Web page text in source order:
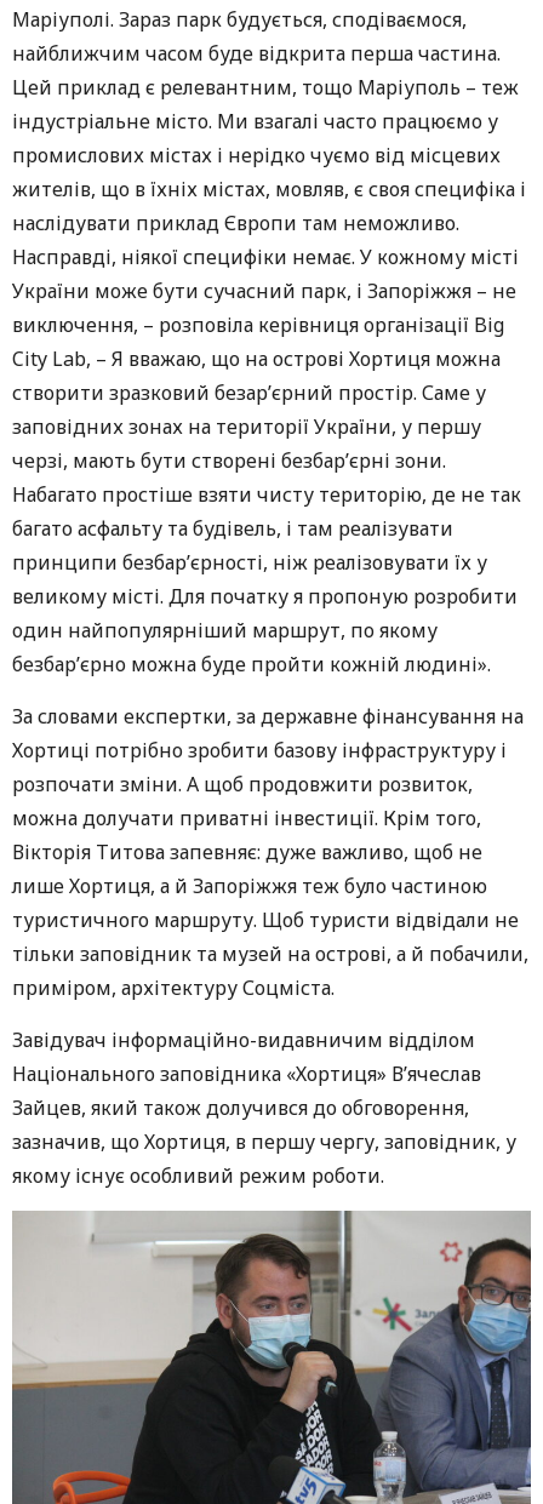
Маріуполі. Зараз парк будується, сподіваємося,
найближчим часом буде відкрита перша частина.
Цей приклад є релевантним, тощо Маріуполь – теж
індустріальне місто. Ми взагалі часто працюємо у
промислових містах і нерідко чуємо від місцевих
жителів, що в їхніх містах, мовляв, є своя специфіка і
наслідувати приклад Європи там неможливо.
Насправді, ніякої специфіки немає. У кожному місті
України може бути сучасний парк, і Запоріжжя – не
виключення, – розповіла керівниця організації Big
City Lab, – Я вважаю, що на острові Хортиця можна
створити зразковий безар’єрний простір. Саме у
заповідних зонах на території України, у першу
черзі, мають бути створені безбар’єрні зони.
Набагато простіше взяти чисту територію, де не так
багато асфальту та будівель, і там реалізувати
принципи безбар’єрності, ніж реалізовувати їх у
великому місті. Для початку я пропоную розробити
один найпопулярніший маршрут, по якому
безбар’єрно можна буде пройти кожній людині».
За словами експертки, за державне фінансування на
Хортиці потрібно зробити базову інфраструктуру і
розпочати зміни. А щоб продовжити розвиток,
можна долучати приватні інвестиції. Крім того,
Вікторія Титова запевняє: дуже важливо, щоб не
лише Хортиця, а й Запоріжжя теж було частиною
туристичного маршруту. Щоб туристи відвідали не
тільки заповідник та музей на острові, а й побачили,
приміром, архітектуру Соцміста.
Завідувач інформаційно-видавничим відділом
Національного заповідника «Хортиця» В’ячеслав
Зайцев, який також долучився до обговорення,
зазначив, що Хортиця, в першу чергу, заповідник, у
якому існує особливий режим роботи.